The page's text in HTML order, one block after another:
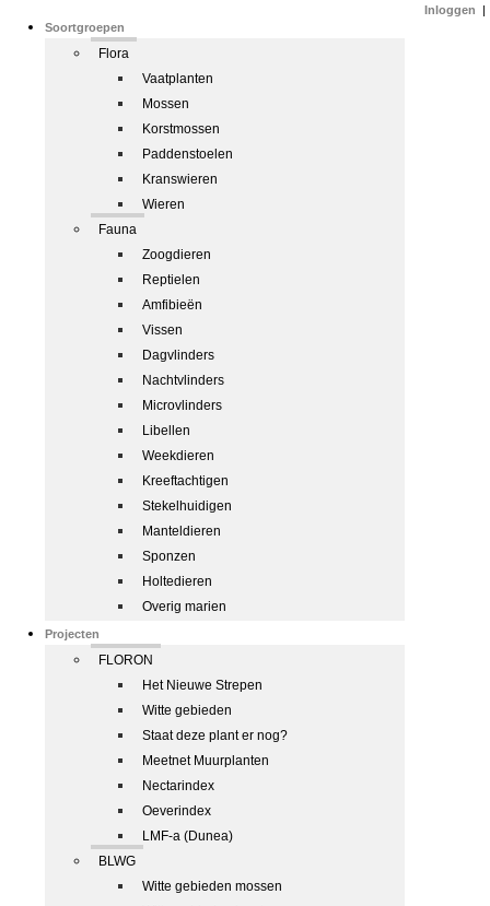
Soortgroepen
Flora
Vaatplanten
Mossen
Korstmossen
Paddenstoelen
Kranswieren
Wieren
Fauna
Zoogdieren
Reptielen
Amfibieën
Vissen
Dagvlinders
Nachtvlinders
Microvlinders
Libellen
Weekdieren
Kreeftachtigen
Stekelhuidigen
Manteldieren
Sponzen
Holtedieren
Overig marien
Projecten
FLORON
Het Nieuwe Strepen
Witte gebieden
Staat deze plant er nog?
Meetnet Muurplanten
Nectarindex
Oeverindex
LMF-a (Dunea)
BLWG
Witte gebieden mossen
Inloggen |